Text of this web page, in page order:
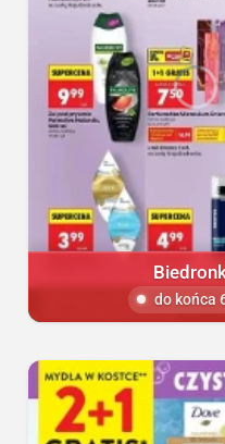
do końca